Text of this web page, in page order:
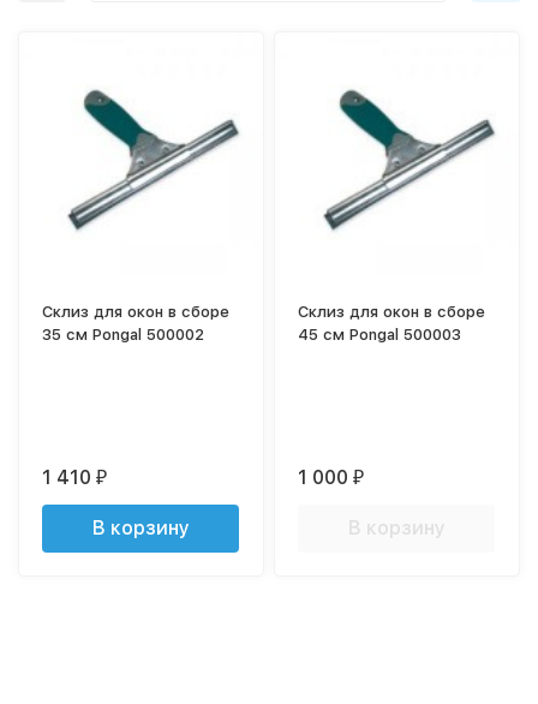
Склиз для окон в сборе
35 см Pongal 500002
1 410₽
В корзину
Склиз для окон в сборе
45 см Pongal 500003
1 000₽
В корзину